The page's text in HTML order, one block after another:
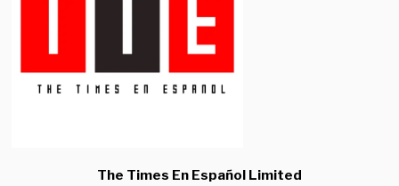
The Times En Español Limited